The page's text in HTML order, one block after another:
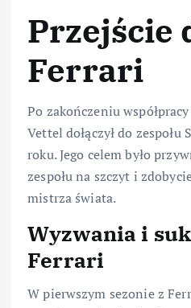
Przejście
Ferrari
Po zakończeniu
Vettel dołączył do
roku. Jego celem było
zespołu na szczyt i
mistrza świata.
Wyzwania i
Ferrari
W pierwszym sezonie z